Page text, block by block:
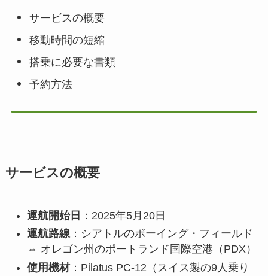
サービスの概要
移動時間の短縮
搭乗に必要な書類
予約方法
サービスの概要
運航開始日 ：2025年5月20日
運航路線：シアトルのボーイング・フィールド
⇔ オレゴン州のポートランド国際空港（PDX）
使用機材：Pilatus PC-12（スイス製の9人乗り